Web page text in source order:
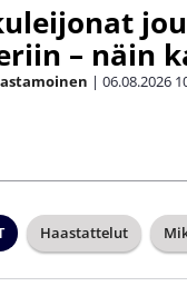
– näin
| 06.08.2026
Haastattelut